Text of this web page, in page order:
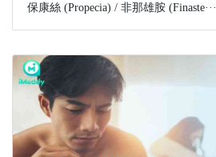
保康絲 (Propecia) / 非那雄胺 (Finaste···